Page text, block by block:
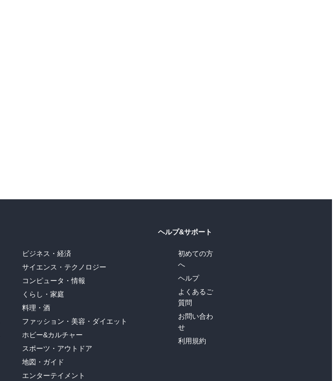
ビジネス・経済
サイエンス・テクノロジー
コンピュータ・情報
くらし・家庭
料理・酒
ファッション・美容・ダイエット
ホビー&カルチャー
スポーツ・アウトドア
地図・ガイド
エンターテイメント
ヘルプ&サポート
初めての方
へ
ヘルプ
よくあるご
質問
お問い合わ
せ
利用規約